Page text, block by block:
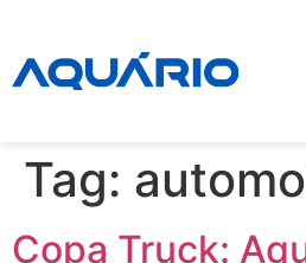
Tag:
Copa Truck: